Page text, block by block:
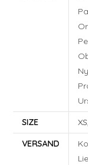
SIZE
XS
VERSAND